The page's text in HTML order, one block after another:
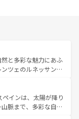
と多彩な魅力にあふ
ツェのルネッサンス
アマルフィ海岸の絶
の合間には、本場の
理を堪能することも
インは、太陽が降り
脈まで、多彩な自然